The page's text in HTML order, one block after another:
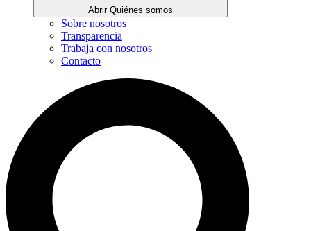
Abrir Quiénes somos
Sobre nosotros
Transparencia
Trabaja con nosotros
Contacto